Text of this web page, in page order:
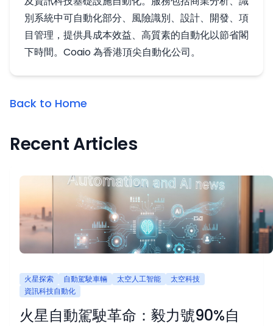
別系統中可自動化部分、風險識別、設計、開發、項
目管理，提供具成本效益、高質素的自動化以節省閣
下時間。Coaio 為香港頂尖自動化公司。
Back to Home
Recent Articles
火星探索 自動駕駛車輛 太空人工智能
太空科技
資訊科技自動化
火星自動駕駛革命：毅力號90%自